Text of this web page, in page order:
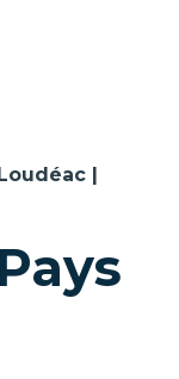
|